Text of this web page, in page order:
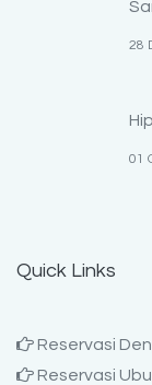
28
01
Quick Links
Reservasi
Reservasi